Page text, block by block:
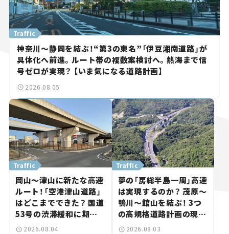
Traffic
神奈川～静岡を結ぶ！“第3の東名”「伊豆湘南道路」が
具体化へ前進。ルート帯の複数案検討へ。熱海まで信
号ゼロが実現？ 【いま気になる道路計画】
2026.08.05
Traffic
岡山～津山に新たな高速
ルート！「空港津山道路」
はどこまでできた？ 国道
53号の渋滞緩和に期待。
岡山市側でも動きが【い
2026.08.04
Traffic
夢の「房総半島一周」高速
は実現するのか？ 茂原～
鴨川～館山を結ぶ！ 3つ
の高規格道路計画の現
状。「館山鴨川道路」で検
2026.08.03